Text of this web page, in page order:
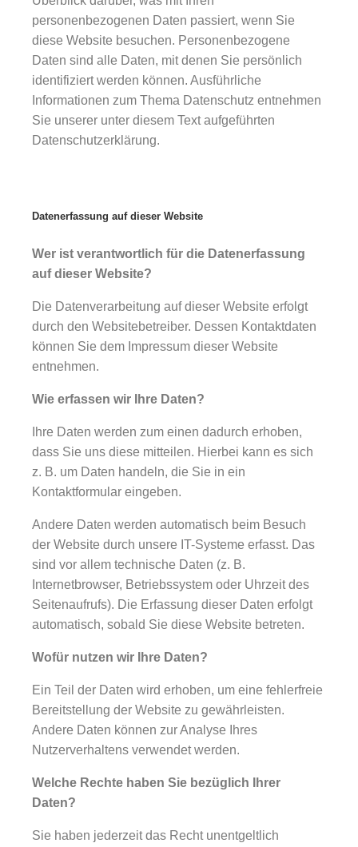
personenbezogenen Daten passiert, wenn Sie
diese Website besuchen. Personenbezogene
Daten sind alle Daten, mit denen Sie persönlich
identifiziert werden können. Ausführliche
Informationen zum Thema Datenschutz entnehmen
Sie unserer unter diesem Text aufgeführten
Datenschutzerklärung.
Datenerfassung auf dieser Website
Wer ist verantwortlich für die Datenerfassung
auf dieser Website?
Die Datenverarbeitung auf dieser Website erfolgt
durch den Websitebetreiber. Dessen Kontaktdaten
können Sie dem Impressum dieser Website
entnehmen.
Wie erfassen wir Ihre Daten?
Ihre Daten werden zum einen dadurch erhoben,
dass Sie uns diese mitteilen. Hierbei kann es sich
z. B. um Daten handeln, die Sie in ein
Kontaktformular eingeben.
Andere Daten werden automatisch beim Besuch
der Website durch unsere IT-Systeme erfasst. Das
sind vor allem technische Daten (z. B.
Internetbrowser, Betriebssystem oder Uhrzeit des
Seitenaufrufs). Die Erfassung dieser Daten erfolgt
automatisch, sobald Sie diese Website betreten.
Wofür nutzen wir Ihre Daten?
Ein Teil der Daten wird erhoben, um eine fehlerfreie
Bereitstellung der Website zu gewährleisten.
Andere Daten können zur Analyse Ihres
Nutzerverhaltens verwendet werden.
Welche Rechte haben Sie bezüglich Ihrer
Daten?
Sie haben jederzeit das Recht unentgeltlich